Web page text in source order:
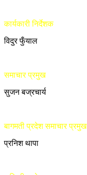
कार्यकारी निर्देशक
विदुर फुँयाल
समाचार प्रमुख
सुजन बज्रचार्य
बागमती प्रदेश समाचार प्रमुख
प्रनिश थापा